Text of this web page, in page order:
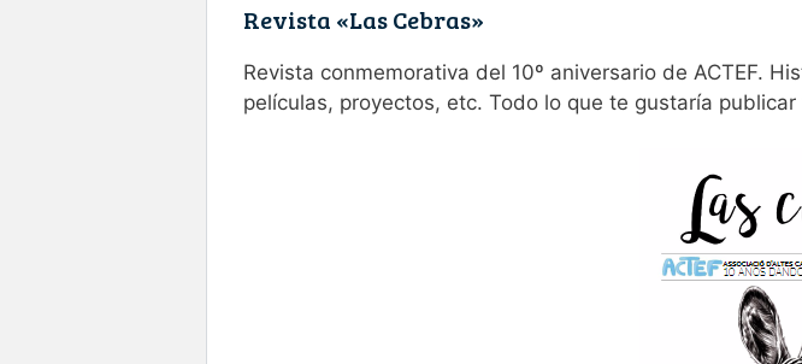
Revista «Las Cebras»
Revista conmemorativa del 10º aniversario de ACTEF.
películas, proyectos, etc. Todo lo que te gustaría